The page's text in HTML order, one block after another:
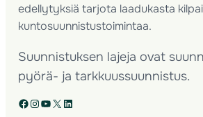
edellytyksiä tarjota laadukasta
kuntosuunnistustoimintaa.
Suunnistuksen lajeja ovat
pyörä- ja tarkkuussuunnistus.
Facebook Instagram YouTube X LinkedIn